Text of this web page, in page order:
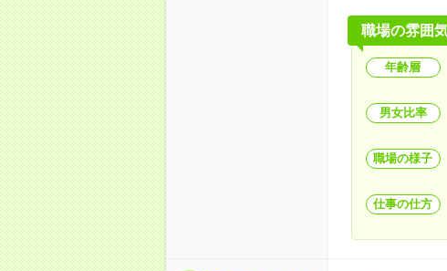
職場の雰囲
年齢層
男女比率
職場の様子
仕事の仕方